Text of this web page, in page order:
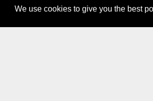
We use cookies to give you the best
Report